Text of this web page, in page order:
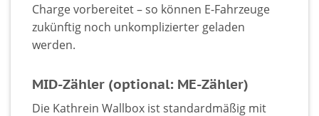
Charge vorbereitet – so können E-Fahrzeuge
zukünftig noch unkomplizierter geladen
werden.
MID-Zähler (optional: ME-Zähler)
Die Kathrein Wallbox ist standardmäßig mit